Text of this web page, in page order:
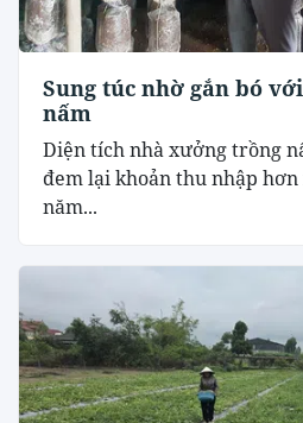
Sung túc nhờ gắn bó
nấm
Diện tích nhà xưởng trồng
đem lại khoản thu nhập
năm...